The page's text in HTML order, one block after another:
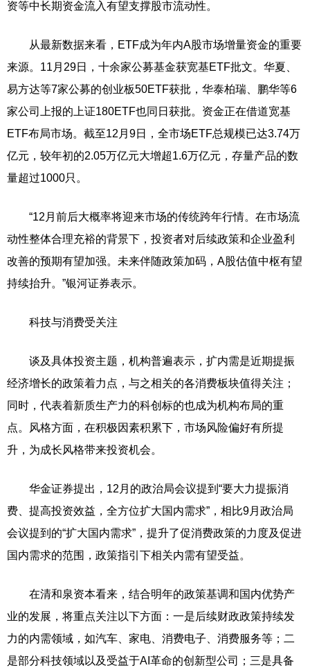
资等中长期资金流入有望支撑股市流动性。
从最新数据来看，ETF成为年内A股市场增量资金的重要
来源。11月29日，十余家公募基金获宽基ETF批文。华夏、
易方达等7家公募的创业板50ETF获批，华泰柏瑞、鹏华等6
家公司上报的上证180ETF也同日获批。资金正在借道宽基
ETF布局市场。截至12月9日，全市场ETF总规模已达3.74万
亿元，较年初的2.05万亿元大增超1.6万亿元，存量产品的数
量超过1000只。
“12月前后大概率将迎来市场的传统跨年行情。在市场流
动性整体合理充裕的背景下，投资者对后续政策和企业盈利
改善的预期有望加强。未来伴随政策加码，A股估值中枢有望
持续抬升。”银河证券表示。
科技与消费受关注
谈及具体投资主题，机构普遍表示，扩内需是近期提振
经济增长的政策着力点，与之相关的各消费板块值得关注；
同时，代表着新质生产力的科创标的也成为机构布局的重
点。风格方面，在积极因素积累下，市场风险偏好有所提
升，为成长风格带来投资机会。
华金证券提出，12月的政治局会议提到“要大力提振消
费、提高投资效益，全方位扩大国内需求”，相比9月政治局
会议提到的“扩大国内需求”，提升了促消费政策的力度及促进
国内需求的范围，政策指引下相关内需有望受益。
在清和泉资本看来，结合明年的政策基调和国内优势产
业的发展，将重点关注以下方面：一是后续财政政策持续发
力的内需领域，如汽车、家电、消费电子、消费服务等；二
是部分科技领域以及受益于AI革命的创新型公司；三是具备